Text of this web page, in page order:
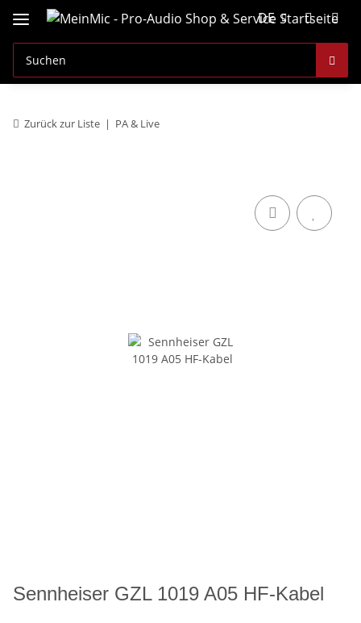
DE
Zurück zur Liste PA & Live
Sennheiser GZL 1019 A05 HF-Kabel